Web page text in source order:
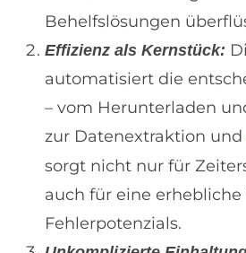
Behelfslösungen
Effizienz als Kernstück:
automatisiert die
– vom Herunterladen
zur Datenextraktion und
sorgt nicht nur für
auch für eine
Fehlerpotenzials.